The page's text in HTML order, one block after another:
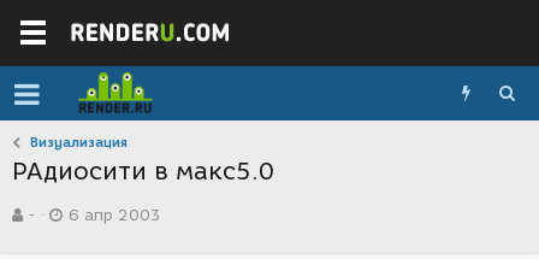
Визуализация
РАдиосити в макс5.0
в-
а
6 апр 2003